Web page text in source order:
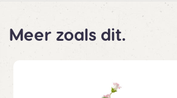
Meer zoals dit.